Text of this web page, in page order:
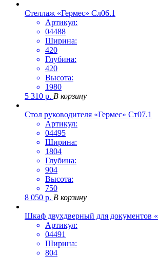
Стеллаж «Гермес» Сл06.1
Артикул:
04488
Ширина:
420
Глубина:
420
Высота:
1980
5 310 р. В корзину
Стол руководителя «Гермес» Ст07.1
Артикул:
04495
Ширина:
1804
Глубина:
904
Высота:
750
8 050 р. В корзину
Шкаф двухдверный для документов
Артикул:
04491
Ширина:
804